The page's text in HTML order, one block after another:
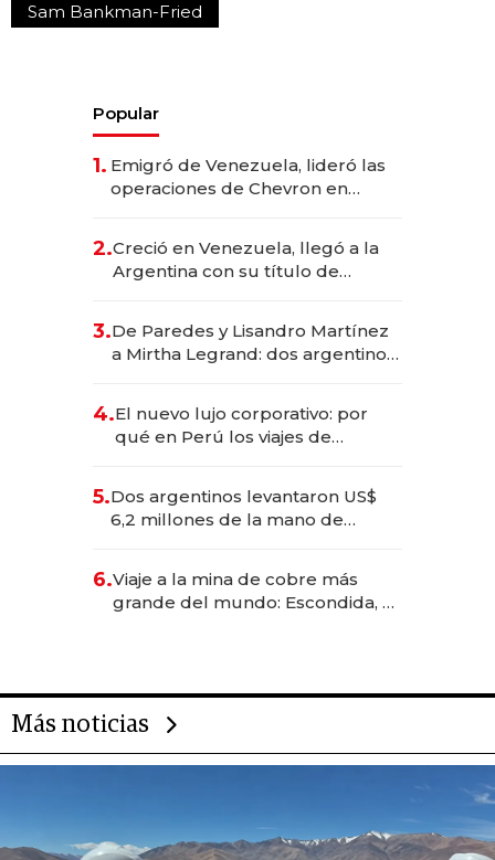
Sam Bankman-Fried
Popular
1. Emigró de Venezuela, lideró las
operaciones de Chevron en
2.Creció en Venezuela, llegó a la
Argentina con su título de
las marcas "fast premium"
3.De Paredes y Lisandro Martínez
a Mirtha Legrand: dos argentinos
4.El nuevo lujo corporativo: por
qué en Perú los viajes de
para convertirse en experiencias
transformadoras
5.Dos argentinos levantaron US$
6,2 millones de la mano de
6.Viaje a la mina de cobre más
grande del mundo: Escondida, el
Más noticias